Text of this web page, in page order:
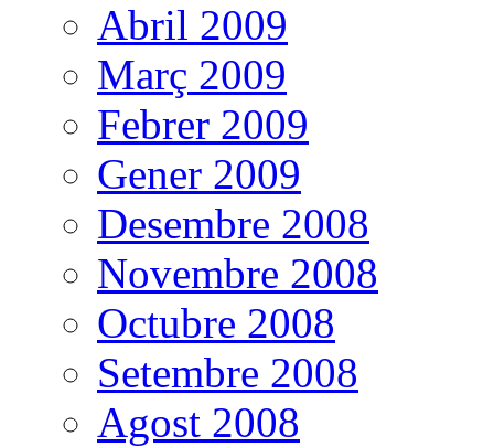
Abril 2009
Març 2009
Febrer 2009
Gener 2009
Desembre 2008
Novembre 2008
Octubre 2008
Setembre 2008
Agost 2008